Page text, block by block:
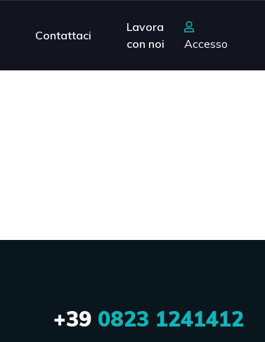
Contattaci
Lavora
con noi
Accesso
+390823 1241412